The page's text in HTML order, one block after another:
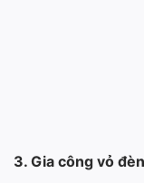
3. Gia công vỏ